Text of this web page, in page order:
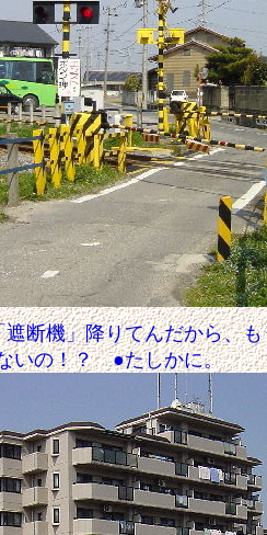
断機」降りてんだから、
いの！？ ●たしかに。